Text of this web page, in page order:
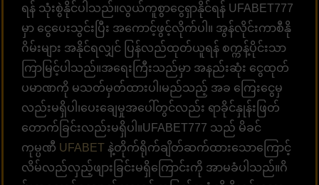
ရန် သုံးစွဲနိုင်ပါသည်။လွယ်ကူစွာငွေရှာနိုင်ရန် UFABET777
မှာ ငွေပေးသွင်းပြီး အကောင့်ဖွင့်လိုက်ပါ။ အွန်လိုင်းကာစီနို
ဂိမ်းများ အနိုင်ရလျှင် ပြန်လည်ထုတ်ယူရန် စက္ကန့်ပိုင်းသာ
ကြာမြင့်ပါသည်။အရေးကြီးသည်မှာ အနည်းဆုံး ငွေထုတ်
ပမာဏကို မသတ်မှတ်ထားပါ၊မည်သည့် အခ ကြေးငွေမှ
လည်းမရှိပါ၊ပေးချေမှုအပေါ်တွင်လည်း ရာခိုင်နှုန်းဖြတ်
တောက်ခြင်းလည်းမရှိပါ။UFABET777 သည် မိခင်
ကုမ္ပဏီ UFABET နဲ့တိုက်ရိုက်ချိတ်ဆက်ထားသောကြောင့်
လိမ်လည်လှည့်ဖျားခြင်းမရှိကြောင်းကို အာမခံပါသည်။ဂိ